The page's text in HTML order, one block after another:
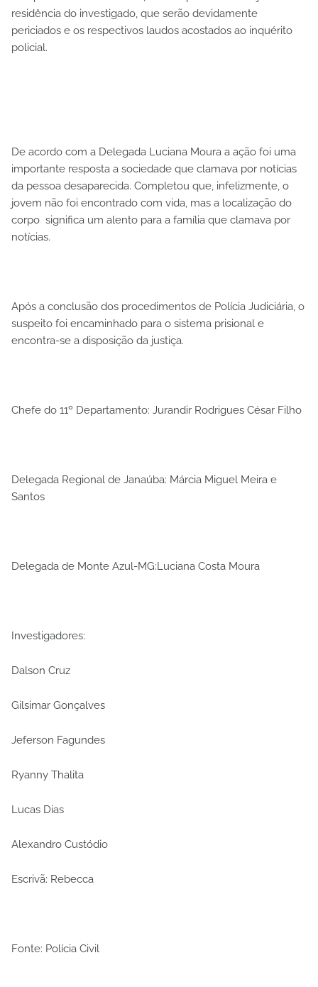
residência do investigado, que serão devidamente
periciados e os respectivos laudos acostados ao inquérito
policial.
De acordo com a Delegada Luciana Moura a ação foi uma
importante resposta a sociedade que clamava por notícias
da pessoa desaparecida. Completou que, infelizmente, o
jovem não foi encontrado com vida, mas a localização do
corpo significa um alento para a família que clamava por
notícias.
Após a conclusão dos procedimentos de Polícia Judiciária, o
suspeito foi encaminhado para o sistema prisional e
encontra-se a disposição da justiça.
Chefe do 11º Departamento: Jurandir Rodrigues César Filho
Delegada Regional de Janaúba: Márcia Miguel Meira e
Santos
Delegada de Monte Azul-MG:Luciana Costa Moura
Investigadores:
Dalson Cruz
Gilsimar Gonçalves
Jeferson Fagundes
Ryanny Thalita
Lucas Dias
Alexandro Custódio
Escrivã: Rebecca
Fonte: Polícia Civil